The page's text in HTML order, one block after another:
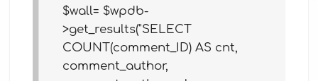
$wall= $wpdb-
>get_results("SELECT
COUNT(comment_ID) AS cnt,
comment_author,